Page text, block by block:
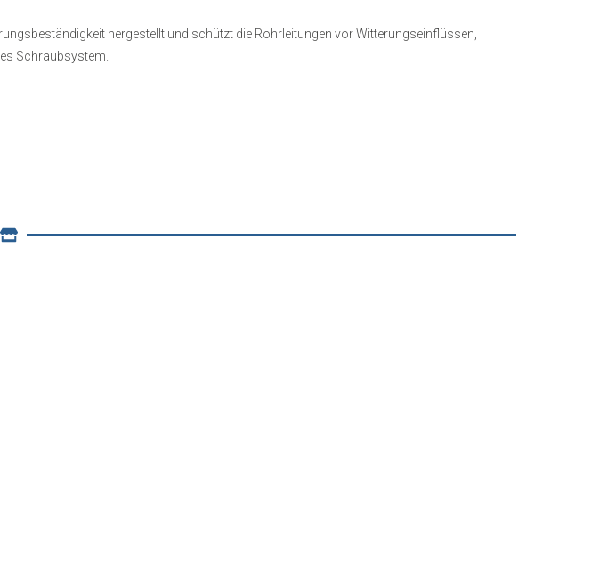
hergestellt und schützt die Rohrleitungen vor Witterungseinflüssen,
Schraubsystem.